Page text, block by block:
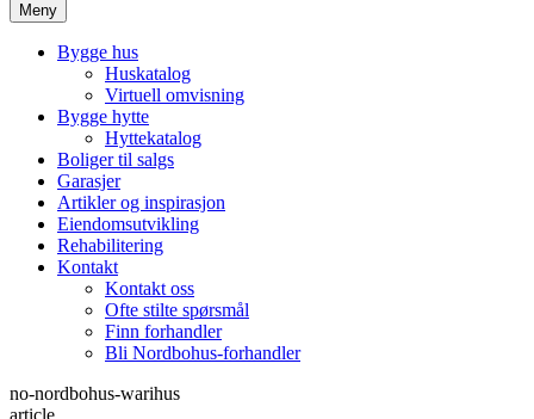
Meny
Bygge hus
Huskatalog
Virtuell omvisning
Bygge hytte
Hyttekatalog
Boliger til salgs
Garasjer
Artikler og inspirasjon
Eiendomsutvikling
Rehabilitering
Kontakt
Kontakt oss
Ofte stilte spørsmål
Finn forhandler
Bli Nordbohus-forhandler
no-nordbohus-warihus
article